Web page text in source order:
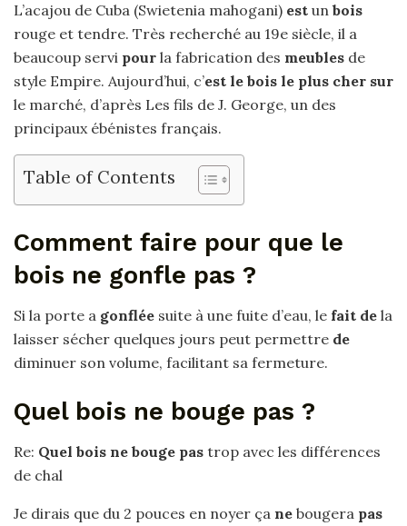
L’acajou de Cuba (Swietenia mahogani) est un bois
rouge et tendre. Très recherché au 19e siècle, il a
beaucoup servi pour la fabrication des meubles de
style Empire. Aujourd’hui, c’est le bois le plus cher sur
le marché, d’après Les fils de J. George, un des
principaux ébénistes français.
Table of Contents
Comment faire pour que le
bois ne gonfle pas ?
Si la porte a gonflée suite à une fuite d’eau, le fait de la
laisser sécher quelques jours peut permettre de
diminuer son volume, facilitant sa fermeture.
Quel bois ne bouge pas ?
Re: Quel bois ne bouge pas trop avec les différences
de chal
Je dirais que du 2 pouces en noyer ça ne bougera pas